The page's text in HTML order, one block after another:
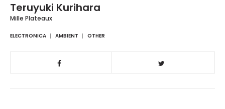
Teruyuki Kurihara
Mille Plateaux
ELECTRONICA AMBIENT OTHER